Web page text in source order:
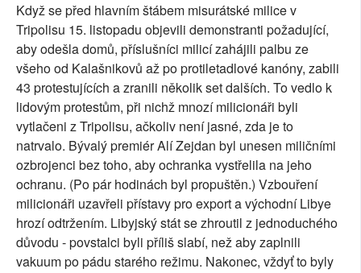
Když se před hlavním štábem misurátské milice v
Tripolisu 15. listopadu objevili demonstranti požadující,
aby odešla domů, příslušníci milicí zahájili palbu ze
všeho od Kalašnikovů až po protiletadlové kanóny, zabili
43 protestujících a zranili několik set dalších. To vedlo k
lidovým protestům, při nichž mnozí milicionáři byli
vytlačeni z Tripolisu, ačkoliv není jasné, zda je to
natrvalo. Bývalý premiér Alí Zejdan byl unesen miličními
ozbrojenci bez toho, aby ochranka vystřelila na jeho
ochranu. (Po pár hodinách byl propuštěn.) Vzbouření
milicionáři uzavřeli přístavy pro export a východní Libye
hrozí odtržením. Libyjský stát se zhroutil z jednoduchého
důvodu - povstalci byli příliš slabí, než aby zaplnili
vakuum po pádu starého režimu. Nakonec, vždyť to byly